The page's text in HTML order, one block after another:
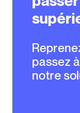
Reprenez le contrôle et
passez
notre